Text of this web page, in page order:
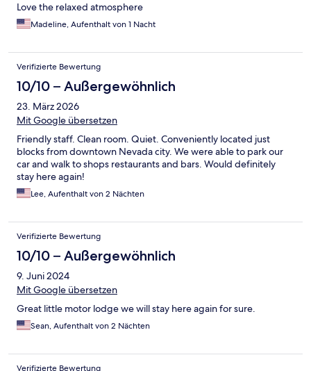
Love the relaxed atmosphere
Madeline, Aufenthalt von 1 Nacht
Verifizierte Bewertung
10/10 – Außergewöhnlich
23. März 2026
Mit Google übersetzen
Friendly staff. Clean room. Quiet. Conveniently located just
blocks from downtown Nevada city. We were able to park our
car and walk to shops restaurants and bars. Would definitely
stay here again!
Lee, Aufenthalt von 2 Nächten
Verifizierte Bewertung
10/10 – Außergewöhnlich
9. Juni 2024
Mit Google übersetzen
Great little motor lodge we will stay here again for sure.
Sean, Aufenthalt von 2 Nächten
Verifizierte Bewertung